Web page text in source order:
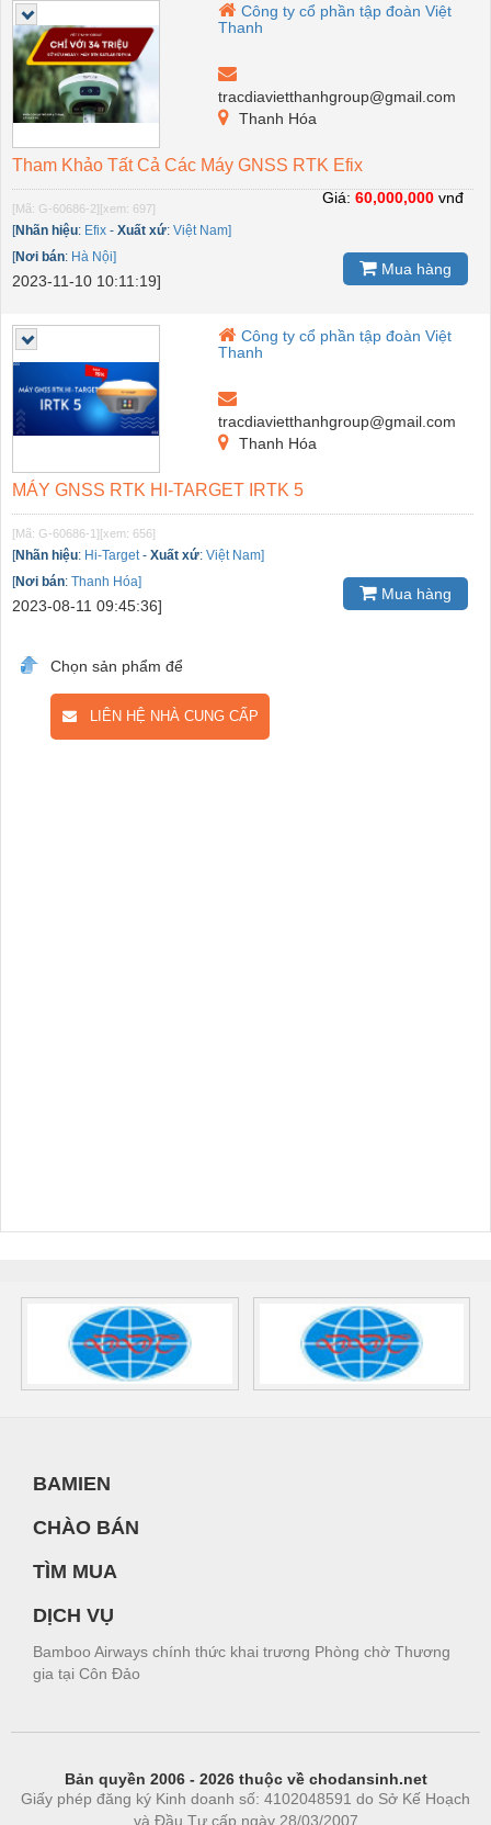
Công ty cổ phần tập đoàn Việt
Thanh
tracdiavietthanhgroup@gmail.com
Thanh Hóa
Tham Khảo Tất Cả Các Máy GNSS RTK Efix
[Mã: G-60686-2][xem: 697]
[Nhãn hiệu: Efix - Xuất xứ: Việt Nam]
[Nơi bán: Hà Nội]
2023-11-10 10:11:19]
Giá: 60,000,000 vnđ
Mua hàng
Công ty cổ phần tập đoàn Việt
Thanh
tracdiavietthanhgroup@gmail.com
Thanh Hóa
MÁY GNSS RTK HI-TARGET IRTK 5
[Mã: G-60686-1][xem: 656]
[Nhãn hiệu: Hi-Target- Xuất xứ: Việt Nam]
[Nơi bán: Thanh Hóa]
2023-08-11 09:45:36]
Mua hàng
Chọn sản phẩm để
LIÊN HỆ NHÀ CUNG CẤP
BAMIEN
CHÀO BÁN
TÌM MUA
DỊCH VỤ
Bamboo Airways chính thức khai trương Phòng chờ Thương
gia tại Côn Đảo
Bản quyền 2006 - 2026 thuộc về chodansinh.net
Giấy phép đăng ký Kinh doanh số: 4102048591 do Sở Kế Hoạch
và Đầu Tư cấp ngày 28/03/2007